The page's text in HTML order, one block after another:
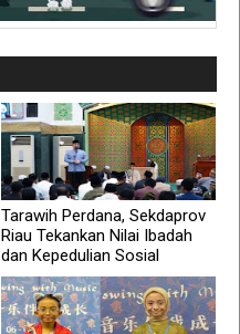
Tarawih Perdana, Sekdaprov
Riau Tekankan Nilai Ibadah
dan Kepedulian Sosial